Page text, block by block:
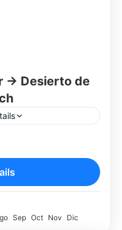
→ Desierto de
por Marruecos
paisajes
de kasbahs y la
Sep Oct Nov Dic